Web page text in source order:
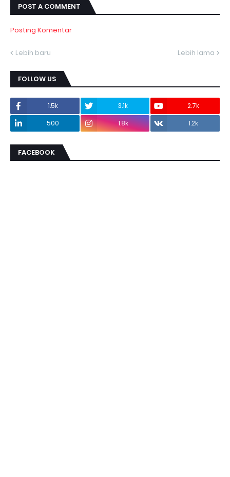
POST A COMMENT
Posting Komentar
Lebih baru Lebih lama
FOLLOW US
1.5k 3.1k
2.7k
500
1.8k 1.2k
FACEBOOK